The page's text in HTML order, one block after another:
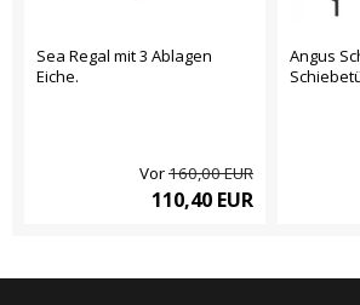
Sea Regal mit 3 Ablagen
Eiche.
Vor160,00 EUR
110,40 EUR
Angus